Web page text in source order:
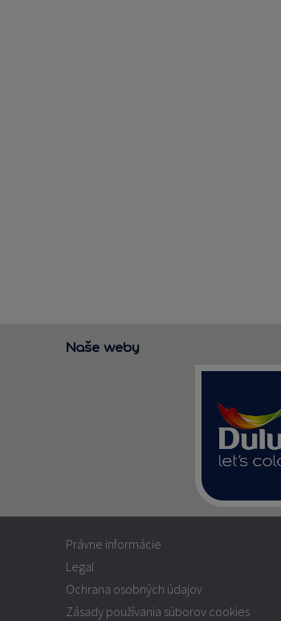
Naše weby
Právne informácie
Legal
Ochrana osobných údajov
Zásady používania súborov cookies